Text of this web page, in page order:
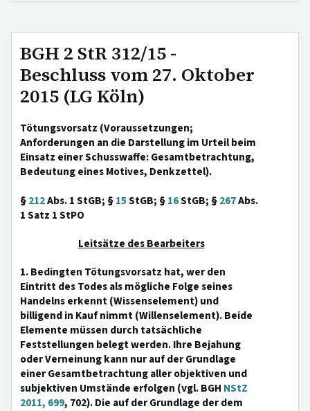
BGH 2 StR 312/15 -
Beschluss vom 27. Oktober
2015 (LG Köln)
Tötungsvorsatz (Voraussetzungen;
Anforderungen an die Darstellung im Urteil beim
Einsatz einer Schusswaffe: Gesamtbetrachtung,
Bedeutung eines Motives, Denkzettel).
§212Abs. 1 StGB; §15StGB; §16StGB; §267Abs.
1 Satz 1 StPO
Leitsätze des Bearbeiters
1. Bedingten Tötungsvorsatz hat, wer den
Eintritt des Todes als mögliche Folge seines
Handelns erkennt (Wissenselement) und
billigend in Kauf nimmt (Willenselement). Beide
Elemente müssen durch tatsächliche
Feststellungen belegt werden. Ihre Bejahung
oder Verneinung kann nur auf der Grundlage
einer Gesamtbetrachtung aller objektiven und
subjektiven Umstände erfolgen (vgl. BGH NStZ
2011, 699, 702). Die auf der Grundlage der dem